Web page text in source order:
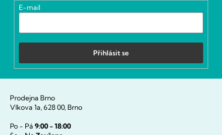
E-mail
Přihlásit se
Prodejna Brno
Vlkova 1a, 628 00, Brno
Po - Pá 9:00 - 18:00